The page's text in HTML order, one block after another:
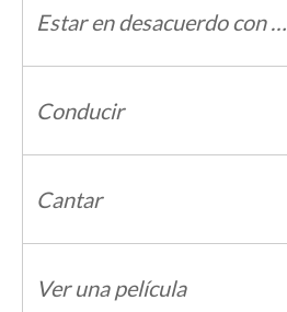
Estar en desacuerdo con …
Conducir
Cantar
Ver una película